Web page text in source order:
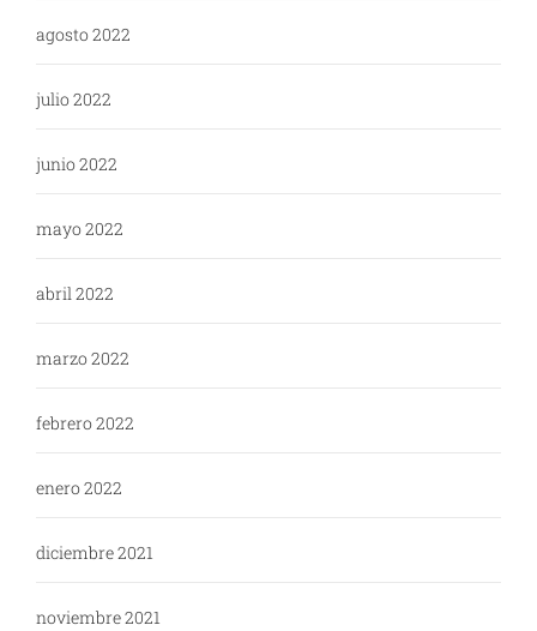
agosto 2022
julio 2022
junio 2022
mayo 2022
abril 2022
marzo 2022
febrero 2022
enero 2022
diciembre 2021
noviembre 2021